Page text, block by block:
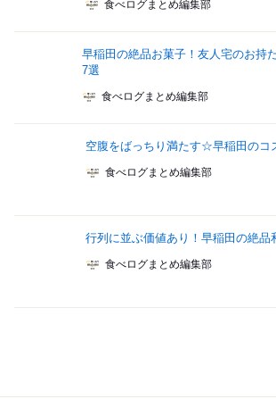
食べログまとめ編集部
早稲田の絶品お菓子！友人宅のお持
7選
食べログまとめ編集部
空腹をばっちり満たす☆早稲田のコ
食べログまとめ編集部
行列に並ぶ価値あり！早稲田の絶品
食べログまとめ編集部